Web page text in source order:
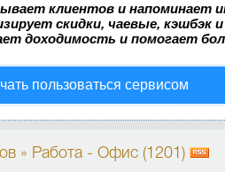
клиентов и напоминает
скидки, чаевые, кэшбэк
доходимость и помогает
пользоваться сервисом
» Работа - Офис (1201)